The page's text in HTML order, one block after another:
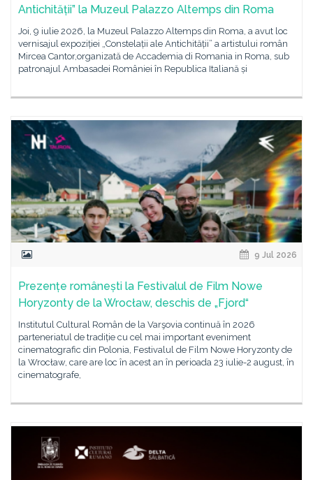
Antichității” la Muzeul Palazzo Altemps din Roma
Joi, 9 iulie 2026, la Muzeul Palazzo Altemps din Roma, a avut loc
vernisajul expoziției „Constelații ale Antichității” a artistului român
Mircea Cantor,organizată de Accademia di Romania in Roma, sub
patronajul Ambasadei României în Republica Italiană și
9 Jul 2026
Prezențe românești la Festivalul de Film Nowe
Horyzonty de la Wrocław, deschis de „Fjord“
Institutul Cultural Român de la Varşovia continuă în 2026
parteneriatul de tradiție cu cel mai important eveniment
cinematografic din Polonia, Festivalul de Film Nowe Horyzonty de
la Wrocław, care are loc în acest an în perioada 23 iulie-2 august, în
cinematografe,